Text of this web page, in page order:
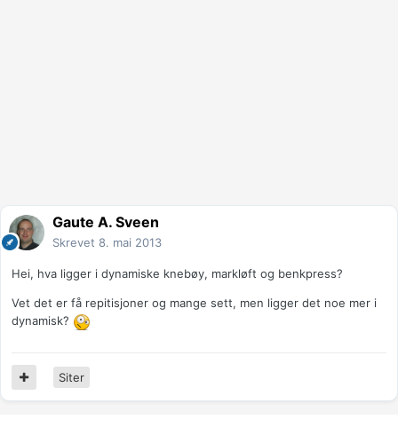
Gaute A. Sveen
Skrevet 8. mai 2013
Hei, hva ligger i dynamiske knebøy, markløft og benkpress?
Vet det er få repitisjoner og mange sett, men ligger det noe mer i
dynamisk?
Siter